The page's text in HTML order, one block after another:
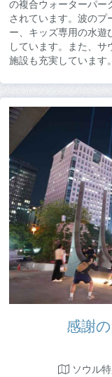
の複合ウォーターパー
されています。波のプ
ー、キッズ専用の水遊
しています。また、
施設も充実しています。
感謝
ソウル